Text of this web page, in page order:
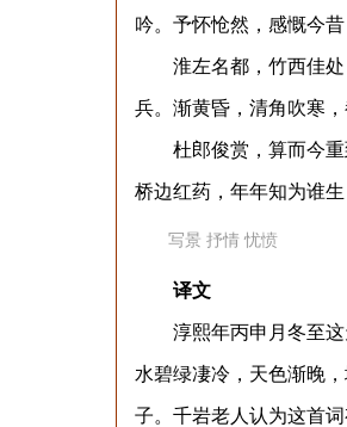
吟。予怀怆然，感慨今
淮左名都，竹西佳处
兵。渐黄昏，清角吹寒，
杜郎俊赏，算而今重
桥边红药，年年知为谁生
写景 抒情 忧愤
译文
淳熙年丙申月冬至这
水碧绿凄冷，天色渐晚
子。千岩老人认为这首